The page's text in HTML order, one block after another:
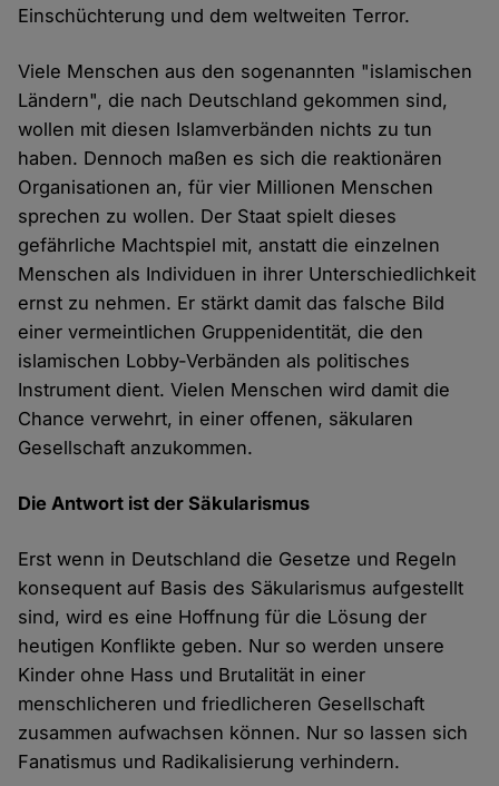
Einschüchterung und dem weltweiten Terror.
Viele Menschen aus den sogenannten "islamischen
Ländern", die nach Deutschland gekommen sind,
wollen mit diesen Islamverbänden nichts zu tun
haben. Dennoch maßen es sich die reaktionären
Organisationen an, für vier Millionen Menschen
sprechen zu wollen. Der Staat spielt dieses
gefährliche Machtspiel mit, anstatt die einzelnen
Menschen als Individuen in ihrer Unterschiedlichkeit
ernst zu nehmen. Er stärkt damit das falsche Bild
einer vermeintlichen Gruppenidentität, die den
islamischen Lobby-Verbänden als politisches
Instrument dient. Vielen Menschen wird damit die
Chance verwehrt, in einer offenen, säkularen
Gesellschaft anzukommen.
Die Antwort ist der Säkularismus
Erst wenn in Deutschland die Gesetze und Regeln
konsequent auf Basis des Säkularismus aufgestellt
sind, wird es eine Hoffnung für die Lösung der
heutigen Konflikte geben. Nur so werden unsere
Kinder ohne Hass und Brutalität in einer
menschlicheren und friedlicheren Gesellschaft
zusammen aufwachsen können. Nur so lassen sich
Fanatismus und Radikalisierung verhindern.